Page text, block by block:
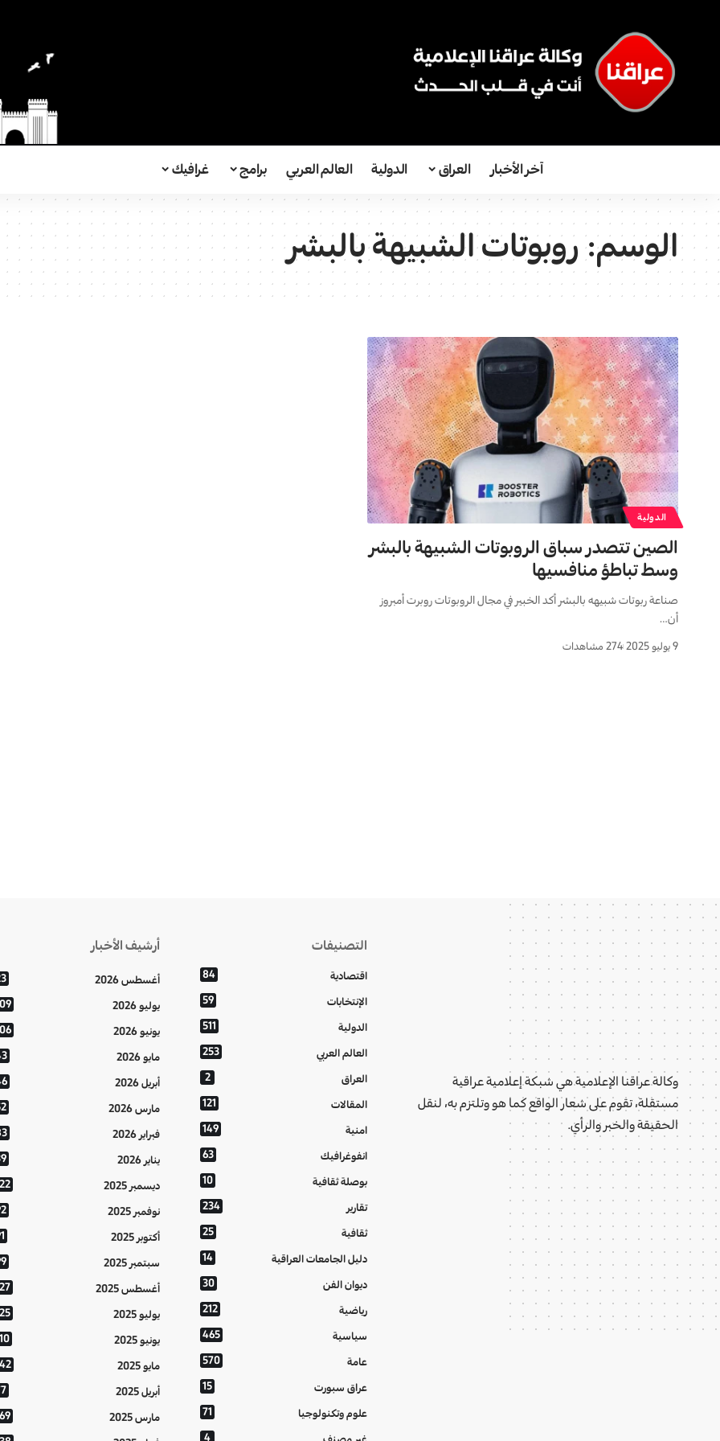
آخر الأخبار العراق الدولية العالم العربي برامج غرافيك
الوسم:روبوتات الشبيهة بالبشر
الدولية
الصين تتصدر سباق الروبوتات الشبيهة بالبشر
وسط تباطؤ منافسيها
صناعة ربوتات شبیهه بالبشر أكد الخبير في مجال الروبوتات روبرت أمبروز
أن…
9 يوليو 2025 274 مشاهدات
وكالة عراقنا الإعلامية هي شبكة إعلامية عراقية
مستقلة، تقوم على شعار الواقع كما هو وتلتزم به، لنقل
الحقيقة والخبر والرأي.
التصنيفات
اقتصادية 84
الإنتخابات 59
الدولية 511
العالم العربي 253
العراق 2
المقالات 121
امنية 149
انفوغرافيك 63
بوصلة ثقافية 10
تقارير 234
ثقافية 25
دليل الجامعات العراقية 14
ديوان الفن 30
رياضية 212
سياسية 465
عامة 570
عراق سبورت 15
علوم وتكنولوجيا 71
4
أرشيف الأخبار
أغسطس 2026
يوليو 2026
يونيو 2026
مايو 2026
أبريل 2026
مارس 2026
فبراير 2026
يناير 2026
ديسمبر 2025
نوفمبر 2025
أكتوبر 2025
سبتمبر 2025
أغسطس 2025
يوليو 2025
يونيو 2025
مايو 2025
أبريل 2025
مارس 2025